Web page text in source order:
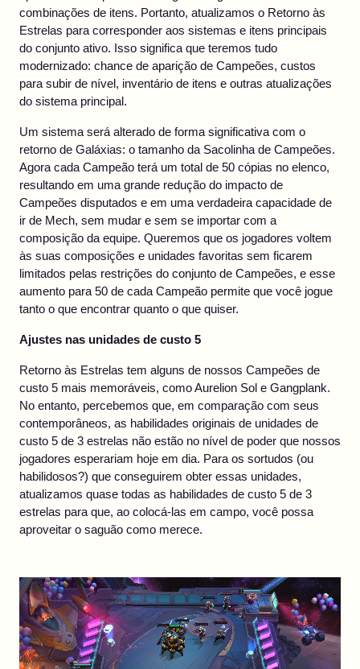
combinações de itens. Portanto, atualizamos o Retorno às
Estrelas para corresponder aos sistemas e itens principais
do conjunto ativo. Isso significa que teremos tudo
modernizado: chance de aparição de Campeões, custos
para subir de nível, inventário de itens e outras atualizações
do sistema principal.
Um sistema será alterado de forma significativa com o
retorno de Galáxias: o tamanho da Sacolinha de Campeões.
Agora cada Campeão terá um total de 50 cópias no elenco,
resultando em uma grande redução do impacto de
Campeões disputados e em uma verdadeira capacidade de
ir de Mech, sem mudar e sem se importar com a
composição da equipe. Queremos que os jogadores voltem
às suas composições e unidades favoritas sem ficarem
limitados pelas restrições do conjunto de Campeões, e esse
aumento para 50 de cada Campeão permite que você jogue
tanto o que encontrar quanto o que quiser.
Ajustes nas unidades de custo 5
Retorno às Estrelas tem alguns de nossos Campeões de
custo 5 mais memoráveis, como Aurelion Sol e Gangplank.
No entanto, percebemos que, em comparação com seus
contemporâneos, as habilidades originais de unidades de
custo 5 de 3 estrelas não estão no nível de poder que nossos
jogadores esperariam hoje em dia. Para os sortudos (ou
habilidosos?) que conseguirem obter essas unidades,
atualizamos quase todas as habilidades de custo 5 de 3
estrelas para que, ao colocá-las em campo, você possa
aproveitar o saguão como merece.